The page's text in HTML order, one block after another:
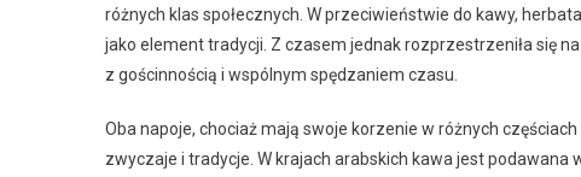
różnych klas społecznych. W przeciwieństwie do kawy,
jako element tradycji. Z czasem jednak rozprzestrzeniła się
z gościnnością i wspólnym spędzaniem czasu.
Oba napoje, chociaż mają swoje korzenie w różnych
zwyczaje i tradycje. W krajach arabskich kawa jest podawana